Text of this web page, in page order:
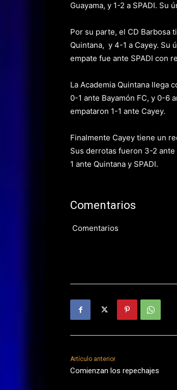
Guayama, y 1-2 a SPADI. Su
Por su parte, el CD Barbosa
Quintana, y 4-1 a Cayey. Su
empate fue ante SPADI con
La Academia Quintana llega
0-1 ante Bayamón FC, y 0-6
empataron 1-1 ante Cayey.
Finalmente Cayey tiene un
Sus derrotas fueron 3-2 ante
1 ante Quintana y SPADI.
Comentarios
Comentarios
Artículo anterior
Comienzan los repechajes